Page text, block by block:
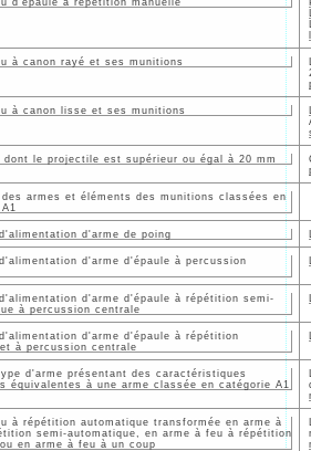
d'épaule à répétition manuelle
à canon rayé et ses munitions
à canon lisse et ses munitions
dont le projectile est supérieur ou égal à 20 mm
des armes et éléments des munitions classées en
d'arme de poing
d'arme d'épaule à percussion
d'arme d'épaule à répétition semi-
à percussion centrale
d'arme d'épaule à répétition
à percussion centrale
d'arme présentant des caractéristiques
équivalentes à une arme classée en catégorie A1
à répétition automatique transformée en arme à
semi-automatique, en arme à feu à répétition
en arme à feu à un coup